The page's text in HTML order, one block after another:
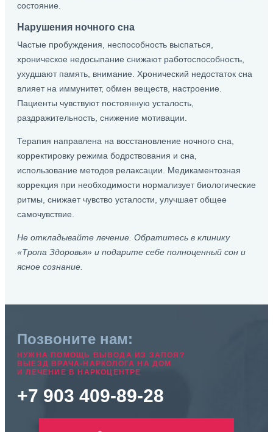
состояние.
Нарушения ночного сна
Частые пробуждения, неспособность выспаться,
хроническое недосыпание снижают работоспособность,
ухудшают память, внимание. Хронический недостаток сна
влияет на иммунитет, обмен веществ, настроение.
Пациенты чувствуют постоянную усталость,
раздражительность, снижение мотивации.
Терапия направлена на восстановление ночного сна,
корректировку режима бодрствования и сна,
использование методов релаксации. Медикаментозная
коррекция при необходимости нормализует биологические
ритмы, снижает чувство усталости, улучшает общее
самочувствие.
Не откладывайте лечение. Обратитесь в клинику
«Тропа Здоровья» и подарите себе полноценный сон и
ясное сознание.
Позвоните нам:
НУЖНА ПОМОЩЬ ВЫВОДА ИЗ ЗАПОЯ?
ВЫЕЗД ВРАЧА-НАРКОЛОГА НА ДОМ
И ЛЕЧЕНИЕ В НАРКОЦЕНТРЕ
+7 903 409-89-28